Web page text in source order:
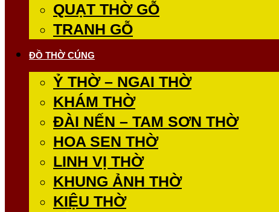
QUẠT THỜ GỖ
TRANH GỖ
ĐỒ THỜ CÚNG
Ỷ THỜ – NGAI THỜ
KHÁM THỜ
ĐÀI NẾN – TAM SƠN THỜ
HOA SEN THỜ
LINH VỊ THỜ
KHUNG ẢNH THỜ
KIỆU THỜ